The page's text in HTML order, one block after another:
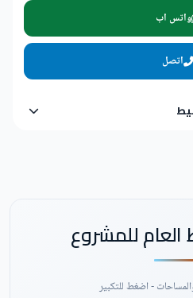
واتس اب
اتصل
للمشروع
- اضغط للتكبير